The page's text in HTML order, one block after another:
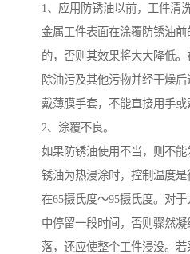
1、应用防锈油以前，工件清
金属工件表面在涂覆防锈油
的，否则其效果将大大降低
除油污及其他污物并经干燥
戴薄膜手套，不能直接用手或
2、涂覆不良。
如果防锈油使用不当，则不
锈油为热浸涂时，控制温度
在65摄氏度～95摄氏度。对
中停留一段时间，否则骤然
落，还应使整个工件浸没。若